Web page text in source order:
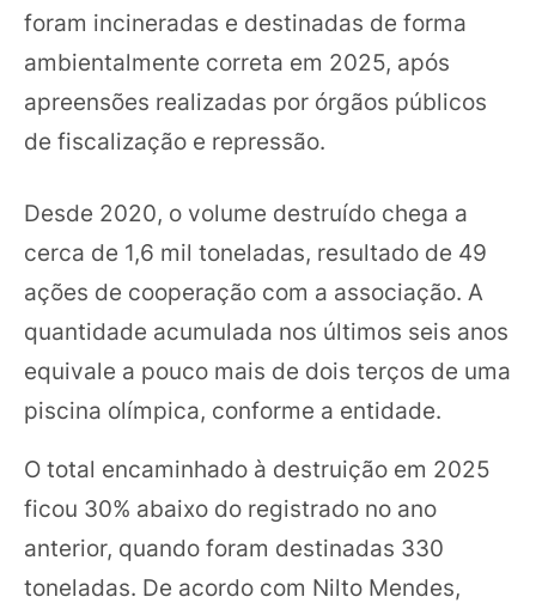
foram incineradas e destinadas de forma
ambientalmente correta em 2025, após
apreensões realizadas por órgãos públicos
de fiscalização e repressão.
Desde 2020, o volume destruído chega a
cerca de 1,6 mil toneladas, resultado de 49
ações de cooperação com a associação. A
quantidade acumulada nos últimos seis anos
equivale a pouco mais de dois terços de uma
piscina olímpica, conforme a entidade.
O total encaminhado à destruição em 2025
ficou 30% abaixo do registrado no ano
anterior, quando foram destinadas 330
toneladas. De acordo com Nilto Mendes,